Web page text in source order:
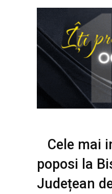
Cele mai
poposi la
Județean